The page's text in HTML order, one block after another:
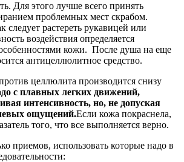
Для этого лучше всего принять
проблемных мест скрабом.
следует растереть рукавицей или
воздействия определяется
кожи. После душа на еще
антицеллюлитное средство.
целлюлита производится снизу
с плавных легких движений,
интенсивность, но, не допуская
ощущений.Если кожа покраснела,
того, что все выполняется верно.
приемов, использовать которые надо в